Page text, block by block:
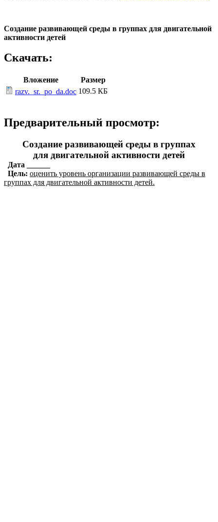
Создание развивающей среды в группах для двигательной
активности детей
Скачать:
Вложение
Размер
razv._sr._po_da.doc 109.5 КБ
Предварительный просмотр:
Создание развивающей среды в группах
для двигательной активности детей
Дата ______
Цель: оценить уровень организации развивающей среды в
группах для двигательной активности детей.